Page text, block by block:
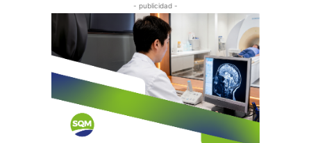
- publicidad -